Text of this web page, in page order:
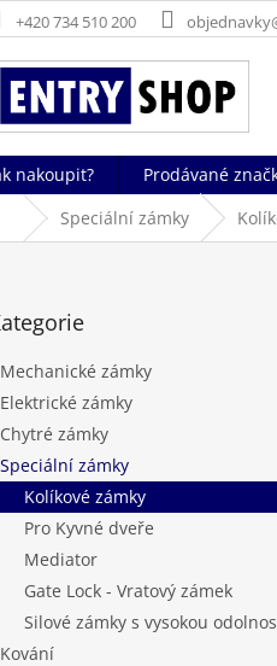
+420 734 510 200
nakoupit? Prodávané
Domů Speciální zámky
Mechanické zámky
Elektrické zámky
Chytré zámky
Speciální zámky
Kolíkové zámky
Pro Kyvné dveře
Mediator
Gate Lock - Vratový zámek
Silové zámky s vysokou
Kování